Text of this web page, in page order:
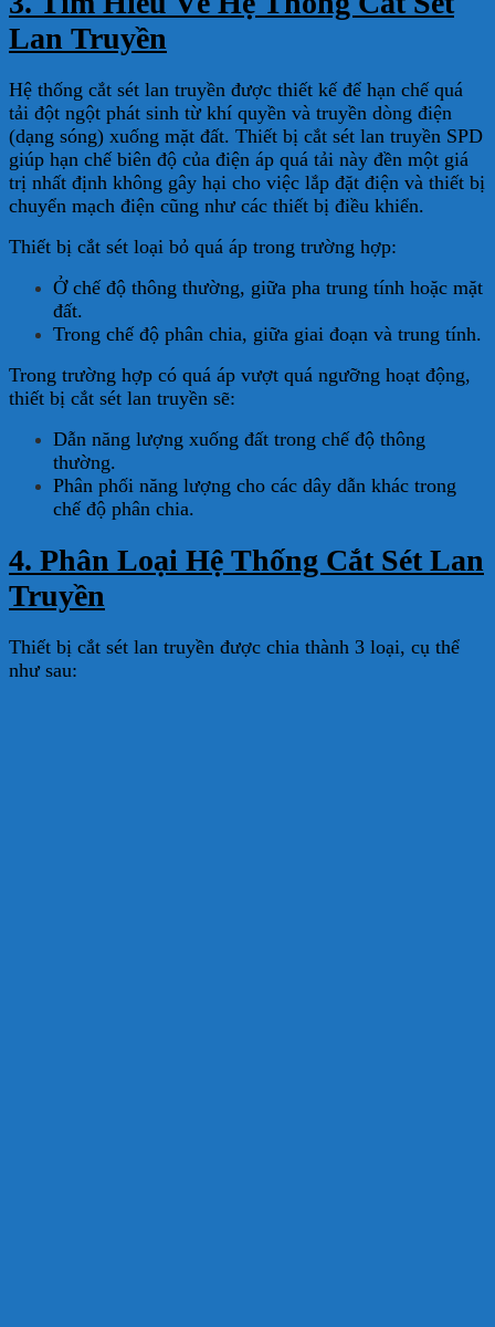
Lan Truyền
Hệ thống cắt sét lan truyền được thiết kế để hạn chế quá
tải đột ngột phát sinh từ khí quyền và truyền dòng điện
(dạng sóng) xuống mặt đất. Thiết bị cắt sét lan truyền SPD
giúp hạn chế biên độ của điện áp quá tải này đền một giá
trị nhất định không gây hại cho việc lắp đặt điện và thiết bị
chuyển mạch điện cũng như các thiết bị điều khiển.
Thiết bị cắt sét loại bỏ quá áp trong trường hợp:
Ở chế độ thông thường, giữa pha trung tính hoặc mặt
đất.
Trong chế độ phân chia, giữa giai đoạn và trung tính.
Trong trường hợp có quá áp vượt quá ngưỡng hoạt động,
thiết bị cắt sét lan truyền sẽ:
Dẫn năng lượng xuống đất trong chế độ thông
thường.
Phân phối năng lượng cho các dây dẫn khác trong
chế độ phân chia.
4. Phân Loại Hệ Thống Cắt Sét Lan
Truyền
Thiết bị cắt sét lan truyền được chia thành 3 loại, cụ thể
như sau: